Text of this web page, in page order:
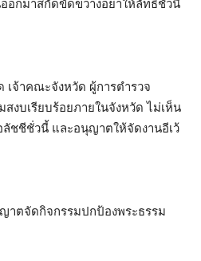
อกมาสกัดขัดขวางอย่าให้ลัทธิชั่วนี้
เจ้าคณะจังหวัด ผู้การตำรวจ
งบเรียบร้อยภายในจังหวัด ไม่เห็น
ชชีชั่วนี้ และอนุญาตให้จัดงานอีเว้
าตจัดกิจกรรมปกป้องพระธรรม